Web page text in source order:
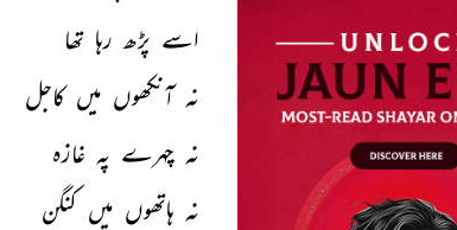
اسے پڑھ رہا تھا
نہ آنکھوں میں کاجل
نہ چہرے پہ غازہ
نہ ہاتھوں میں کنگن